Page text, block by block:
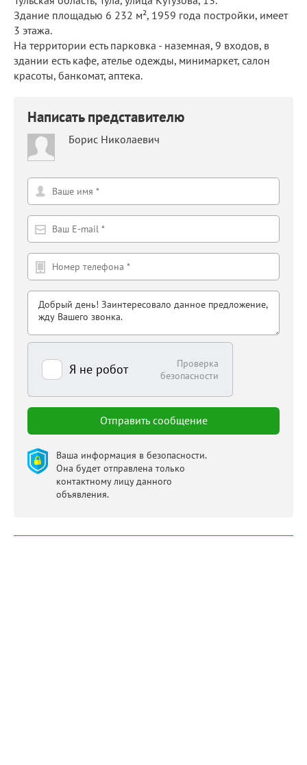
Здание площадью 6 232 м², 1959 года постройки, имеет
3 этажа.
На территории есть парковка - наземная, 9 входов, в
здании есть кафе, ателье одежды, минимаркет, салон
красоты, банкомат, аптека.
Написать представителю
Борис Николаевич
Я не робот
Проверка
безопасности
Ваша информация в безопасности.
Она будет отправлена только
контактному лицу данного
объявления.